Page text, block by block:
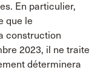
En particulier,
que le
construction
2023, il ne traite
déterminera